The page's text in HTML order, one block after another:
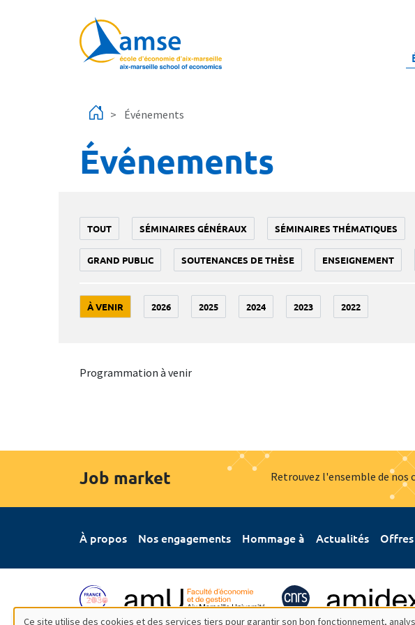
Événements
Événements
TOUT SÉMINAIRES GÉNÉRAUX SÉMINAIRES THÉMATIQUES
GRAND PUBLIC SOUTENANCES DE THÈSE ENSEIGNEMENT
À VENIR 2026 2025 2024 2023 2022
Programmation à venir
Job market Retrouvez l'ensemble de
À propos Nos engagements Hommage à Actualités
Ce site utilise des cookies et des services tiers pour garantir son bon fonctionnement,